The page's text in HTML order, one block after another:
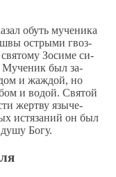
обуть му­че­ни­ка
ост­ры­ми гвоз­
свя­то­му Зо­си­ме си­
Му­че­ник был за­
и жаж­дой, но
и во­дой. Свя­той
жерт­ву язы­че­
ис­тя­за­ний он был
Бо­гу.